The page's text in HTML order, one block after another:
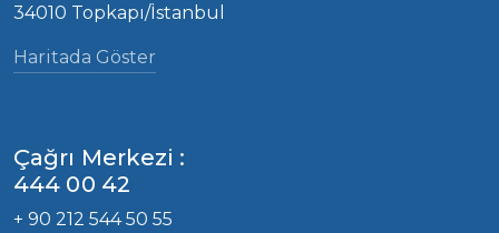
34010 Topkapı/İstanbul
Haritada Göster
Çağrı Merkezi :
444 00 42
+ 90 212 544 50 55